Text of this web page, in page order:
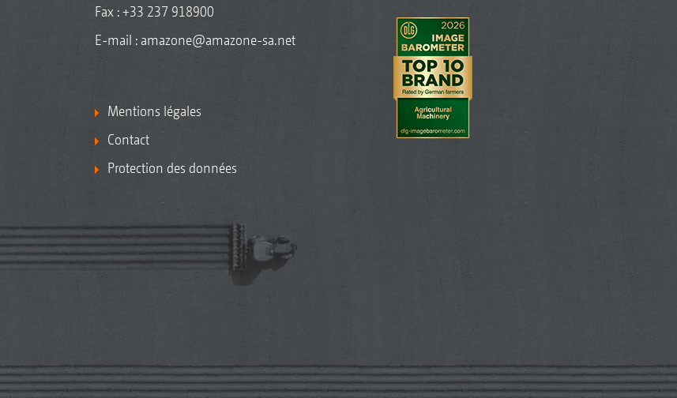
Fax : +33 237 918900
E-mail : amazone@amazone-sa.net
Mentions légales
Contact
Protection des données